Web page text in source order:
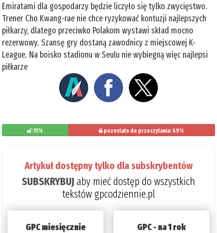
Emiratami dla gospodarzy będzie liczyło się tylko zwycięstwo.
Trener Cho Kwang-rae nie chce ryzykować kontuzji najlepszych
piłkarzy, dlatego przeciwko Polakom wystawi skład mocno
rezerwowy. Szansę gry dostaną zawodnicy z miejscowej K-
League. Na boisko stadionu w Seulu nie wybiegną więc najlepsi
piłkarze
31% pozostało do przeczytania: 69%
Artykuł dostępny tylko dla subskrybentów
SUBSKRYBUJaby mieć dostęp do wszystkich
tekstów gpcodziennie.pl
GPC miesięcznie GPC - na 1 rok